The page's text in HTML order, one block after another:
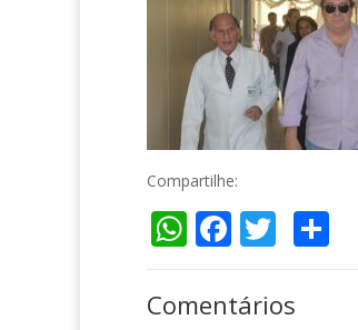
Compartilhe:
WhatsApp
Comentários